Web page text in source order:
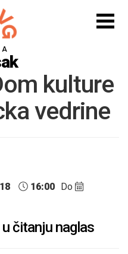
kulture
vedrine
16:00 Do
čitanju naglas